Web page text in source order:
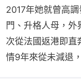
2017年她就曾高
門、升格人母，
次從法國返港即直
情9年來從未減退